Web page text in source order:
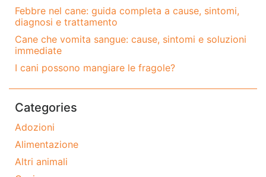
Febbre nel cane: guida completa a cause, sintomi,
diagnosi e trattamento
Cane che vomita sangue: cause, sintomi e soluzioni
immediate
I cani possono mangiare le fragole?
Categories
Adozioni
Alimentazione
Altri animali